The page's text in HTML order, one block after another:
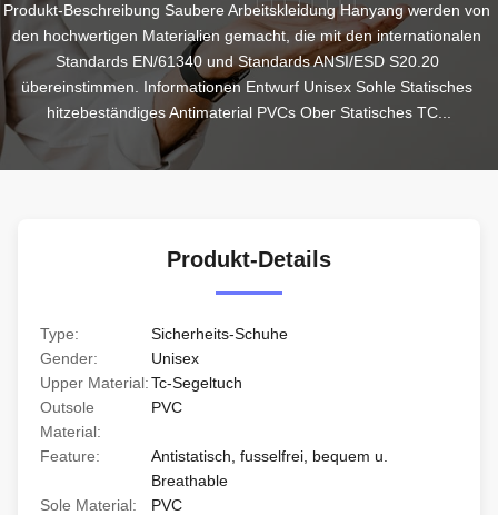
Produkt-Beschreibung Saubere Arbeitskleidung Hanyang werden von
den hochwertigen Materialien gemacht, die mit den internationalen
Standards EN/61340 und Standards ANSI/ESD S20.20
übereinstimmen. Informationen Entwurf Unisex Sohle Statisches
hitzebeständiges Antimaterial PVCs Ober Statisches TC...
Produkt-Details
Type:
Sicherheits-Schuhe
Gender:
Unisex
Upper Material:Tc-Segeltuch
Outsole
Material:
PVC
Feature:
Antistatisch, fusselfrei, bequem u.
Breathable
Sole Material:
PVC